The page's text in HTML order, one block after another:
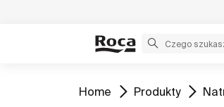
Zobacz
Home Zobacz
Produkty